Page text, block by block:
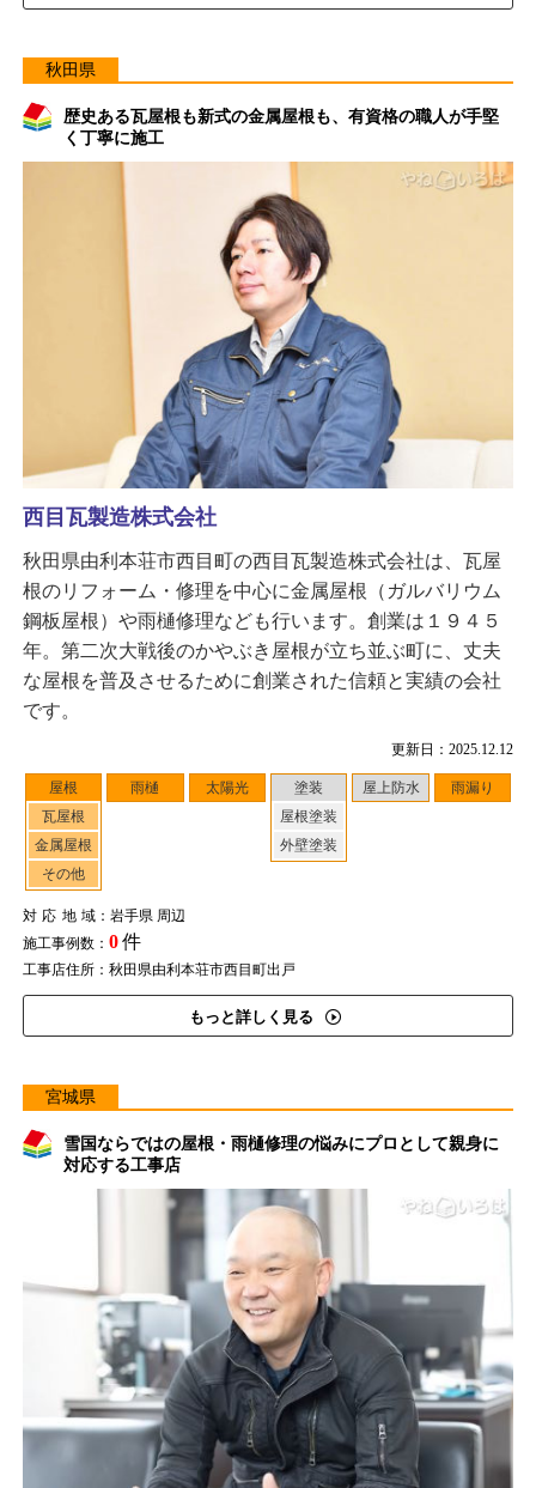
秋田県
歴史ある瓦屋根も新式の金属屋根も、有資格の職人が手堅
く丁寧に施工
更新日：2025.12.12
屋根
瓦屋根
金属屋根
その他
雨樋 太陽光
塗装
屋根塗装
外壁塗装
屋上防水 雨漏り
対応地域：岩手県 周辺
施工事例数： 0件
工事店住所：秋田県由利本荘市西目町出戸
もっと詳しく見る
西目瓦製造株式会社
秋田県由利本荘市西目町の西目瓦製造株式会社は、瓦屋
根のリフォーム・修理を中心に金属屋根（ガルバリウム
鋼板屋根）や雨樋修理なども行います。創業は１９４５
年。第二次大戦後のかやぶき屋根が立ち並ぶ町に、丈夫
な屋根を普及させるために創業された信頼と実績の会社
です。
宮城県
雪国ならではの屋根・雨樋修理の悩みにプロとして親身に
対応する工事店